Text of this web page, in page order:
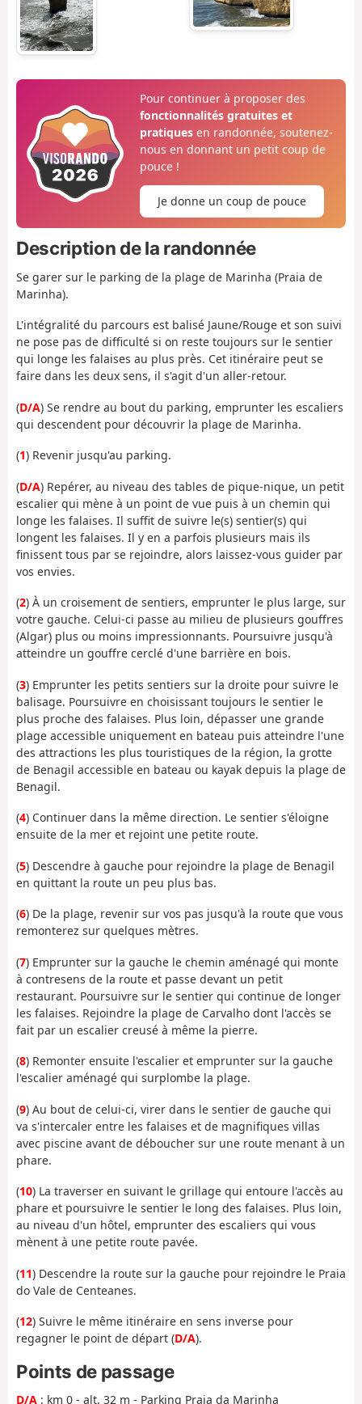
Pour continuer à proposer des
fonctionnalités gratuites et
pratiquesen randonnée, soutenez-
nous en donnant un petit coup de
pouce !
Je donne un coup de pouce
Description de la randonnée
Se garer sur le parking de la plage de Marinha (Praia de
Marinha).
L'intégralité du parcours est balisé Jaune/Rouge et son suivi
ne pose pas de difficulté si on reste toujours sur le sentier
qui longe les falaises au plus près. Cet itinéraire peut se
faire dans les deux sens, il s'agit d'un aller-retour.
(D/A) Se rendre au bout du parking, emprunter les escaliers
qui descendent pour découvrir la plage de Marinha.
(1) Revenir jusqu'au parking.
(D/A) Repérer, au niveau des tables de pique-nique, un petit
escalier qui mène à un point de vue puis à un chemin qui
longe les falaises. Il suffit de suivre le(s) sentier(s) qui
longent les falaises. Il y en a parfois plusieurs mais ils
finissent tous par se rejoindre, alors laissez-vous guider par
vos envies.
(2) À un croisement de sentiers, emprunter le plus large, sur
votre gauche. Celui-ci passe au milieu de plusieurs gouffres
(Algar) plus ou moins impressionnants. Poursuivre jusqu'à
atteindre un gouffre cerclé d'une barrière en bois.
(3) Emprunter les petits sentiers sur la droite pour suivre le
balisage. Poursuivre en choisissant toujours le sentier le
plus proche des falaises. Plus loin, dépasser une grande
plage accessible uniquement en bateau puis atteindre l'une
des attractions les plus touristiques de la région, la grotte
de Benagil accessible en bateau ou kayak depuis la plage de
Benagil.
(4) Continuer dans la même direction. Le sentier s'éloigne
ensuite de la mer et rejoint une petite route.
(5) Descendre à gauche pour rejoindre la plage de Benagil
en quittant la route un peu plus bas.
(6) De la plage, revenir sur vos pas jusqu'à la route que vous
remonterez sur quelques mètres.
(7) Emprunter sur la gauche le chemin aménagé qui monte
à contresens de la route et passe devant un petit
restaurant. Poursuivre sur le sentier qui continue de longer
les falaises. Rejoindre la plage de Carvalho dont l'accès se
fait par un escalier creusé à même la pierre.
(8) Remonter ensuite l'escalier et emprunter sur la gauche
l'escalier aménagé qui surplombe la plage.
(9) Au bout de celui-ci, virer dans le sentier de gauche qui
va s'intercaler entre les falaises et de magnifiques villas
avec piscine avant de déboucher sur une route menant à un
phare.
(10) La traverser en suivant le grillage qui entoure l'accès au
phare et poursuivre le sentier le long des falaises. Plus loin,
au niveau d'un hôtel, emprunter des escaliers qui vous
mènent à une petite route pavée.
(11) Descendre la route sur la gauche pour rejoindre le Praia
do Vale de Centeanes.
(12) Suivre le même itinéraire en sens inverse pour
regagner le point de départ (D/A).
Points de passage
D/A : km 0 - alt. 32 m - Parking Praia da Marinha